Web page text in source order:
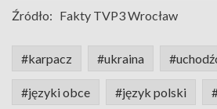
Źródło: Fakty TVP3 Wrocław
#karpacz #ukraina
#języki obce #język polski